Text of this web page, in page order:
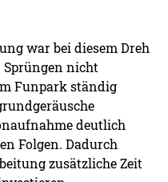
war bei diesem Dreh
nicht
Funpark ständig
deutlich
Folgen. Dadurch
zusätzliche Zeit